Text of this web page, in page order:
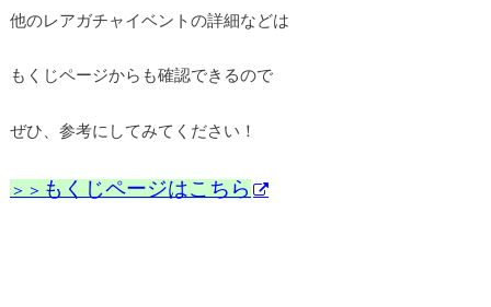
他のレアガチャイベントの詳細などは
もくじページからも確認できるので
ぜひ、参考にしてみてください！
＞＞ もくじページはこちら